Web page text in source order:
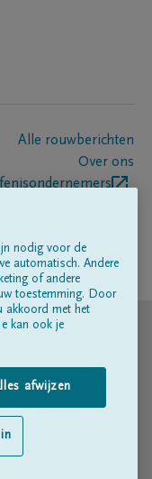
Alle rouwberichten
Over ons
nodig voor de
automatisch. Andere
of andere
toestemming. Door
akkoord met het
kan ook je
afwijzen